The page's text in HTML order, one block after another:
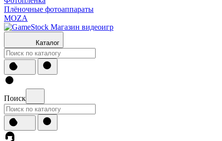
Плёночные фотоаппараты
MOZA
Каталог
Поиск